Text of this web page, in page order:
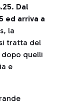
. Dal
ed arriva a
la
tratta del
quelli
e